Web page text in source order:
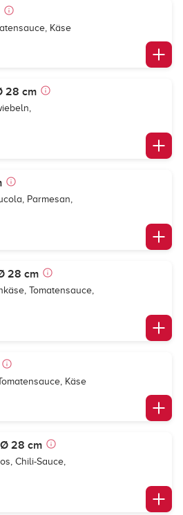
Käse
28 cm
Parmesan,
28 cm
Tomatensauce,
Käse
28 cm
Chili-Sauce,